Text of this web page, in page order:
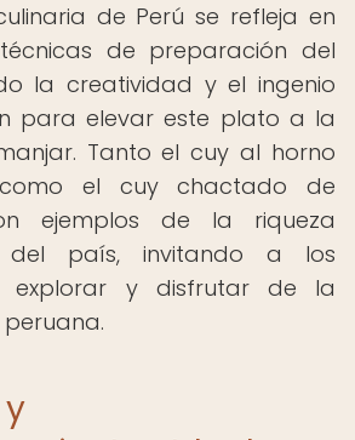
de Perú se refleja en
de preparación del
la creatividad y el ingenio
para elevar este plato a la
Tanto el cuy al horno
el cuy chactado de
ejemplos de la riqueza
del país, invitando a los
explorar y disfrutar de la